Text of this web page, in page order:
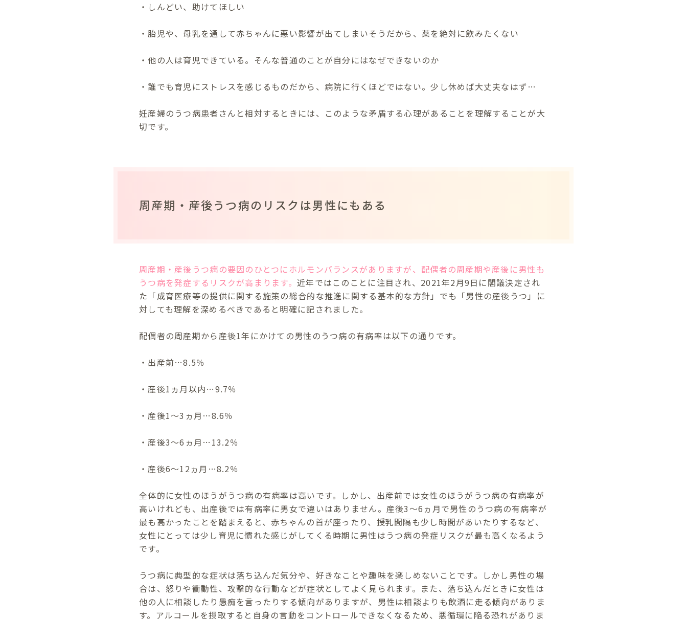
・しんどい、助けてほしい
・胎児や、母乳を通して赤ちゃんに悪い影響が出てしまいそうだから、薬を絶対に飲みたくない
・他の人は育児できている。そんな普通のことが自分にはなぜできないのか
・誰でも育児にストレスを感じるものだから、病院に行くほどではない。少し休めば大丈夫なはず…
妊産婦のうつ病患者さんと相対するときには、このような矛盾する心理があることを理解することが大
切です。
周産期・産後うつ病のリスクは男性にもある
周産期・産後うつ病の要因のひとつにホルモンバランスがありますが、配偶者の周産期や産後に男性も
うつ病を発症するリスクが高まります。近年ではこのことに注目され、2021年2月9日に閣議決定され
た「成育医療等の提供に関する施策の総合的な推進に関する基本的な方針」でも「男性の産後うつ」に
対しても理解を深めるべきであると明確に記されました。
配偶者の周産期から産後1年にかけての男性のうつ病の有病率は以下の通りです。
・出産前…8.5％
・産後1ヵ月以内…9.7％
・産後1～3ヵ月…8.6％
・産後3～6ヵ月…13.2％
・産後6～12ヵ月…8.2％
全体的に女性のほうがうつ病の有病率は高いです。しかし、出産前では女性のほうがうつ病の有病率が
高いけれども、出産後では有病率に男女で違いはありません。産後3～6ヵ月で男性のうつ病の有病率が
最も高かったことを踏まえると、赤ちゃんの首が座ったり、授乳間隔も少し時間があいたりするなど、
女性にとっては少し育児に慣れた感じがしてくる時期に男性はうつ病の発症リスクが最も高くなるよう
です。
うつ病に典型的な症状は落ち込んだ気分や、好きなことや趣味を楽しめないことです。しかし男性の場
合は、怒りや衝動性、攻撃的な行動などが症状としてよく見られます。また、落ち込んだときに女性は
他の人に相談したり愚痴を言ったりする傾向がありますが、男性は相談よりも飲酒に走る傾向がありま
す。アルコールを摂取すると自身の言動をコントロールできなくなるため、悪循環に陥る恐れがありま